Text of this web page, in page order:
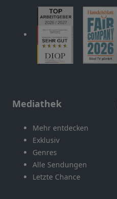
Mediathek
Mehr entdecken
Exklusiv
Genres
Alle Sendungen
Letzte Chance